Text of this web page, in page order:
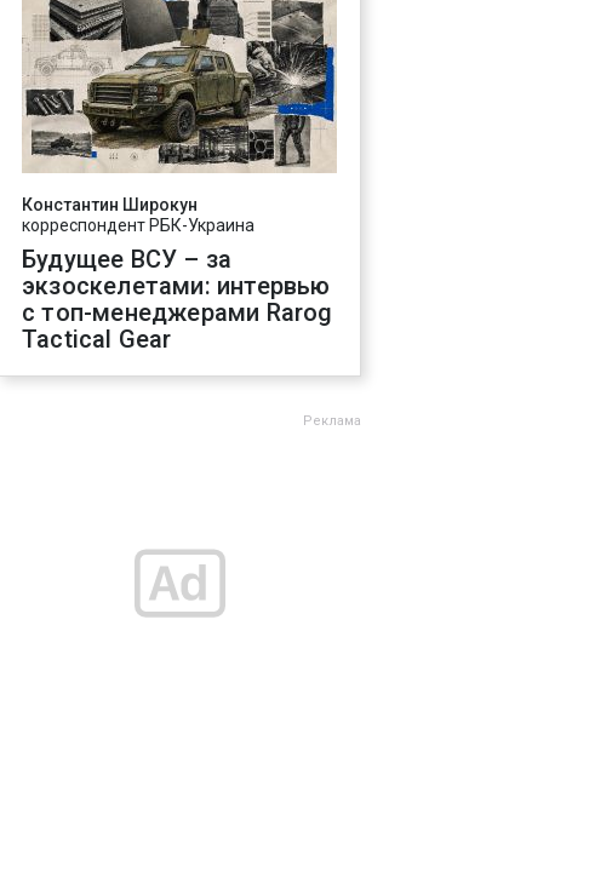
Константин Широкун
корреспондент РБК-Украина
Будущее ВСУ – за
экзоскелетами: интервью
с топ-менеджерами Rarog
Tactical Gear